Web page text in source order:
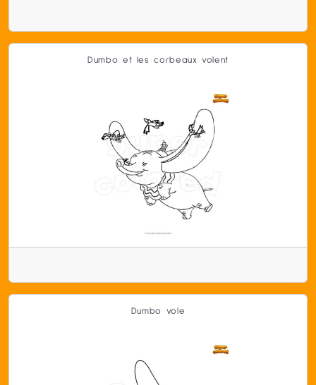
Dumbo et les corbeaux volent
Dumbo vole